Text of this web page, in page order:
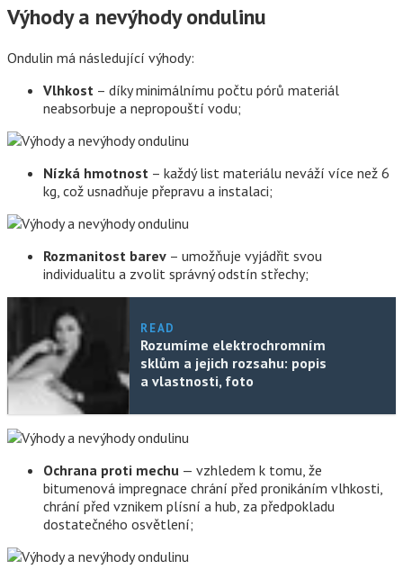
Výhody a nevýhody ondulinu
Ondulin má následující výhody:
Vlhkost – díky minimálnímu počtu pórů materiál
neabsorbuje a nepropouští vodu;
Nízká hmotnost – každý list materiálu neváží více než 6
kg, což usnadňuje přepravu a instalaci;
Rozmanitost barev – umožňuje vyjádřit svou
individualitu a zvolit správný odstín střechy;
READ
Rozumíme elektrochromním
sklům a jejich rozsahu: popis
a vlastnosti, foto
Ochrana proti mechu — vzhledem k tomu, že
bitumenová impregnace chrání před pronikáním vlhkosti,
chrání před vznikem plísní a hub, za předpokladu
dostatečného osvětlení;